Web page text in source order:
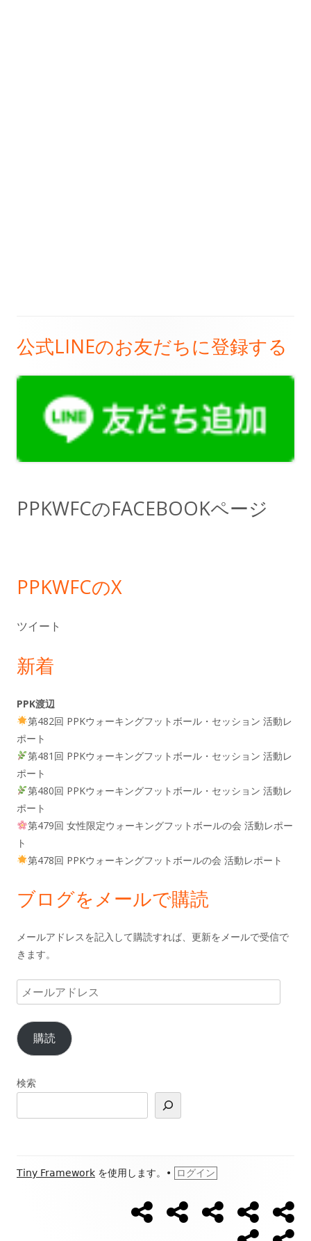
メ
イ
イ
ド
公式LINEのお友だちに登録する
PPKWFCのFACEBOOKページ
PPKWFCのX
ツイート
新着
PPK渡辺
第482回 PPKウォーキングフットボール・セッション 活動レ
ポート
第481回 PPKウォーキングフットボール・セッション 活動レ
ポート
第480回 PPKウォーキングフットボール・セッション 活動レ
ポート
第479回 女性限定ウォーキングフットボールの会 活動レポー
ト
第478回 PPKウォーキングフットボールの会 活動レポート
ブログをメールで購読
メールアドレスを記入して購読すれば、更新をメールで受信で
きます。
ー
ル
ア
ド
ス
購読
検索
フ
Tiny Framework を使用します。 • ログイン
【ウ
ォ
【開
催
Ｌ
Ｉ
ブ
ロ
新
ブ
ロ
カ
プ
お